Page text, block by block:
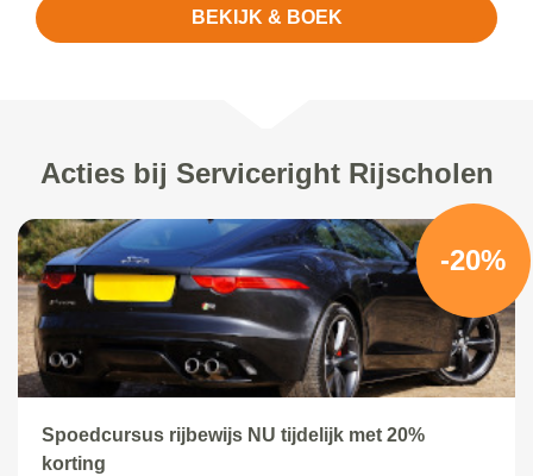
BEKIJK & BOEK
Acties bij Serviceright Rijscholen
-20%
Spoedcursus rijbewijs NU tijdelijk met 20%
korting